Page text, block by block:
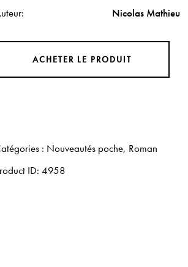
Nicolas Mathieu
ACHETER LE PRODUIT
: Nouveautés poche, Roman
ID:4958